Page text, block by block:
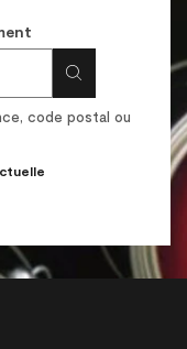
code postal ou